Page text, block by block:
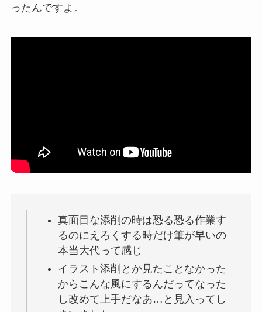
ったんですよ。
真面目な添削の時は恐る恐る作業す
るのにえろくする時だけ筆が早いの
本当大代って感じ
イラスト添削とか見たことなかった
からこんな風にするんだってなった
し改めて上手だなあ…と見入ってし